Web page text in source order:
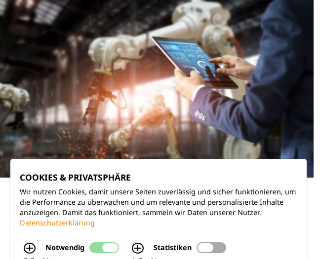
COOKIES & PRIVATSPHÄRE
Wir nutzen Cookies, damit unsere Seiten zuverlässig und sicher funktionieren, um
die Performance zu überwachen und um relevante und personalisierte Inhalte
anzuzeigen. Damit das funktioniert, sammeln wir Daten unserer Nutzer.
Datenschutzerklärung
Notwendig
Statistiken